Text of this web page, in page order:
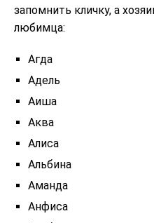
запомнить кличку, а
любимца:
Агда
Адель
Аиша
Аква
Алиса
Альбина
Аманда
Анфиса